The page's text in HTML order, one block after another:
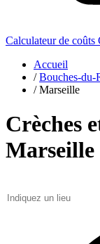
Calculateur de coûts
Accueil
/ Bouches-du-
/ Marseille
Crèches
Marseille